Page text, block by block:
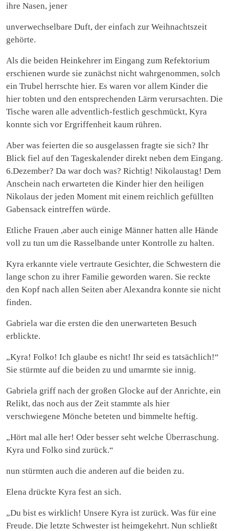
ihre Nasen, jener
unverwechselbare Duft, der einfach zur Weihnachtszeit
gehörte.
Als die beiden Heinkehrer im Eingang zum Refektorium
erschienen wurde sie zunächst nicht wahrgenommen, solch
ein Trubel herrschte hier. Es waren vor allem Kinder die
hier tobten und den entsprechenden Lärm verursachten. Die
Tische waren alle adventlich-festlich geschmückt, Kyra
konnte sich vor Ergriffenheit kaum rühren.
Aber was feierten die so ausgelassen fragte sie sich? Ihr
Blick fiel auf den Tageskalender direkt neben dem Eingang.
6.Dezember? Da war doch was? Richtig! Nikolaustag! Dem
Anschein nach erwarteten die Kinder hier den heiligen
Nikolaus der jeden Moment mit einem reichlich gefüllten
Gabensack eintreffen würde.
Etliche Frauen ,aber auch einige Männer hatten alle Hände
voll zu tun um die Rasselbande unter Kontrolle zu halten.
Kyra erkannte viele vertraute Gesichter, die Schwestern die
lange schon zu ihrer Familie geworden waren. Sie reckte
den Kopf nach allen Seiten aber Alexandra konnte sie nicht
finden.
Gabriela war die ersten die den unerwarteten Besuch
erblickte.
„Kyra! Folko! Ich glaube es nicht! Ihr seid es tatsächlich!“
Sie stürmte auf die beiden zu und umarmte sie innig.
Gabriela griff nach der großen Glocke auf der Anrichte, ein
Relikt, das noch aus der Zeit stammte als hier
verschwiegene Mönche beteten und bimmelte heftig.
„Hört mal alle her! Oder besser seht welche Überraschung.
Kyra und Folko sind zurück.“
nun stürmten auch die anderen auf die beiden zu.
Elena drückte Kyra fest an sich.
„Du bist es wirklich! Unsere Kyra ist zurück. Was für eine
Freude. Die letzte Schwester ist heimgekehrt. Nun schließt